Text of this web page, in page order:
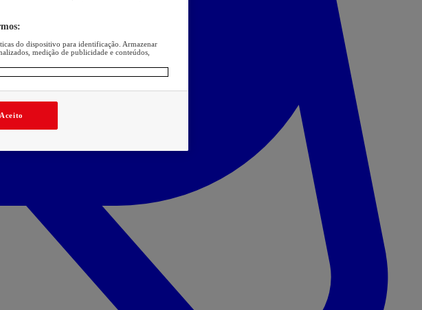
do dispositivo para identificação. Armazenar
medição de publicidade e conteúdos,
Aceito